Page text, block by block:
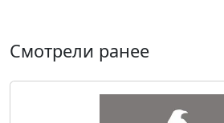
Смотрели ранее